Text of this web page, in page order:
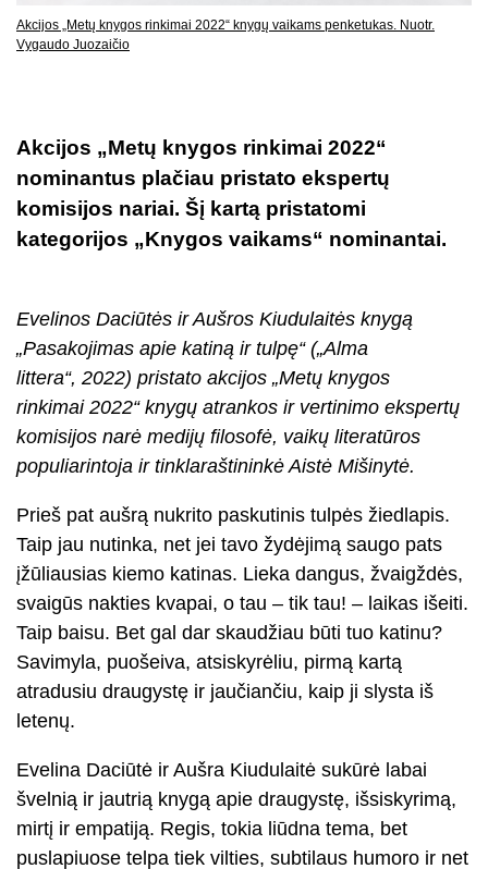
Akcijos „Metų knygos rinkimai 2022“ knygų vaikams penketukas. Nuotr.
Vygaudo Juozaičio
Akcijos „Metų knygos rinkimai 2022“
nominantus plačiau pristato ekspertų
komisijos nariai. Šį kartą pristatomi
kategorijos „Knygos vaikams“ nominantai.
Evelinos Daciūtės ir Aušros Kiudulaitės knygą
„Pasakojimas apie katiną ir tulpę“ („Alma
littera“, 2022) pristato akcijos „Metų knygos
rinkimai 2022“ knygų atrankos ir vertinimo ekspertų
komisijos narė medijų filosofė, vaikų literatūros
populiarintoja ir tinklaraštininkė Aistė Mišinytė.
Prieš pat aušrą nukrito paskutinis tulpės žiedlapis.
Taip jau nutinka, net jei tavo žydėjimą saugo pats
įžūliausias kiemo katinas. Lieka dangus, žvaigždės,
svaigūs nakties kvapai, o tau – tik tau! – laikas išeiti.
Taip baisu. Bet gal dar skaudžiau būti tuo katinu?
Savimyla, puošeiva, atsiskyrėliu, pirmą kartą
atradusiu draugystę ir jaučiančiu, kaip ji slysta iš
letenų.
Evelina Daciūtė ir Aušra Kiudulaitė sukūrė labai
švelnią ir jautrią knygą apie draugystę, išsiskyrimą,
mirtį ir empatiją. Regis, tokia liūdna tema, bet
puslapiuose telpa tiek vilties, subtilaus humoro ir net